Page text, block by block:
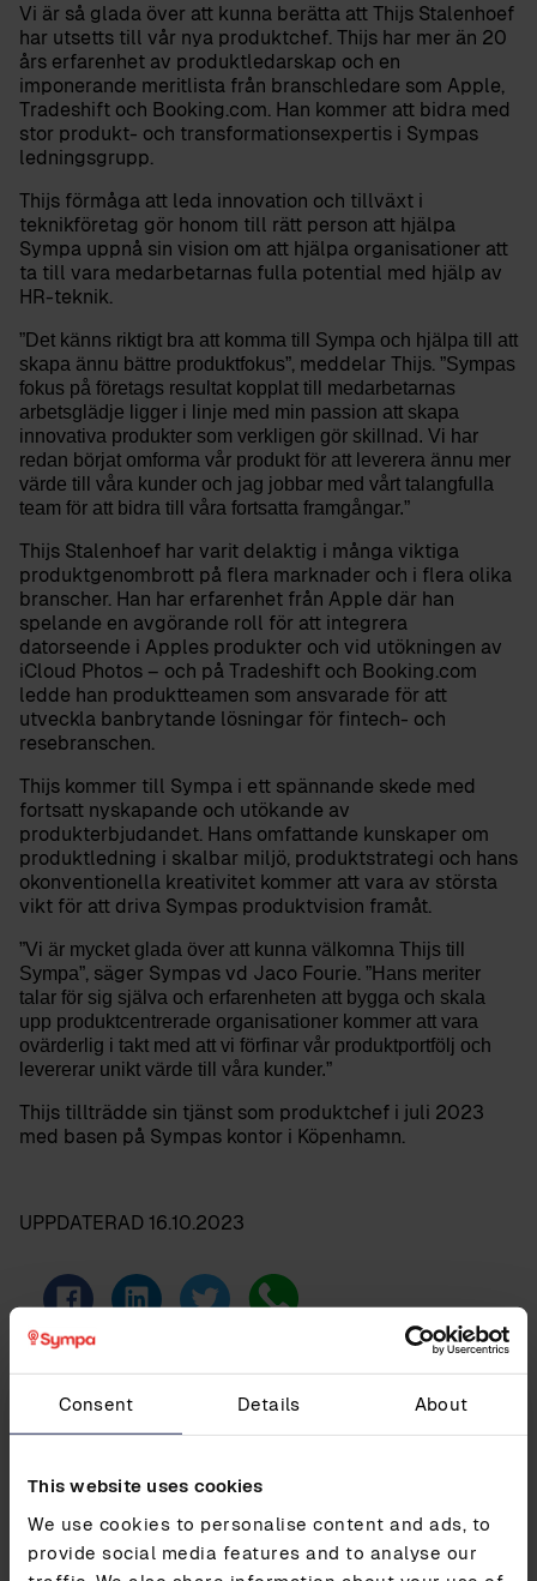
Consent Details About
This website uses cookies
We use cookies to personalise content and ads, to
provide social media features and to analyse our
Vi är så glada över att kunna berätta att Thijs Stalenhoef
har utsetts till vår nya produktchef. Thijs har mer än 20
års erfarenhet av produktledarskap och en
imponerande meritlista från branschledare som Apple,
Tradeshift och Booking.com. Han kommer att bidra med
stor produkt- och transformationsexpertis i Sympas
ledningsgrupp.
Thijs förmåga att leda innovation och tillväxt i
teknikföretag gör honom till rätt person att hjälpa
Sympa uppnå sin vision om att hjälpa organisationer att
ta till vara medarbetarnas fulla potential med hjälp av
HR-teknik.
”Det känns riktigt bra att komma till Sympa och hjälpa till att
skapa ännu bättre produktfokus”, meddelar Thijs. ”Sympas
fokus på företags resultat kopplat till medarbetarnas
arbetsglädje ligger i linje med min passion att skapa
innovativa produkter som verkligen gör skillnad. Vi har
redan börjat omforma vår produkt för att leverera ännu mer
värde till våra kunder och jag jobbar med vårt talangfulla
team för att bidra till våra fortsatta framgångar.”
Thijs Stalenhoef har varit delaktig i många viktiga
produktgenombrott på flera marknader och i flera olika
branscher. Han har erfarenhet från Apple där han
spelande en avgörande roll för att integrera
datorseende i Apples produkter och vid utökningen av
iCloud Photos – och på Tradeshift och Booking.com
ledde han produktteamen som ansvarade för att
utveckla banbrytande lösningar för fintech- och
resebranschen.
Thijs kommer till Sympa i ett spännande skede med
fortsatt nyskapande och utökande av
produkterbjudandet. Hans omfattande kunskaper om
produktledning i skalbar miljö, produktstrategi och hans
okonventionella kreativitet kommer att vara av största
vikt för att driva Sympas produktvision framåt.
”Vi är mycket glada över att kunna välkomna Thijs till
Sympa”, säger Sympas vd Jaco Fourie. ”Hans meriter
talar för sig själva och erfarenheten att bygga och skala
upp produktcentrerade organisationer kommer att vara
ovärderlig i takt med att vi förfinar vår produktportfölj och
levererar unikt värde till våra kunder.”
Thijs tillträdde sin tjänst som produktchef i juli 2023
med basen på Sympas kontor i Köpenhamn.
UPPDATERAD 16.10.2023
Kontakta oss
Sympa kan hjälpa dig att förenkla ditt HR-arbete